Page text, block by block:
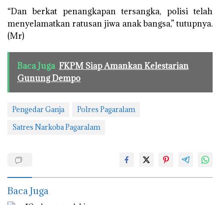
“Dan berkat penangkapan tersangka, polisi telah
menyelamatkan ratusan jiwa anak bangsa,” tutupnya.
(Mr)
Baca Juga FKPM Siap Amankan Kelestarian
Gunung Dempo
Pengedar Ganja
Polres Pagaralam
Satres Narkoba Pagaralam
Baca Juga